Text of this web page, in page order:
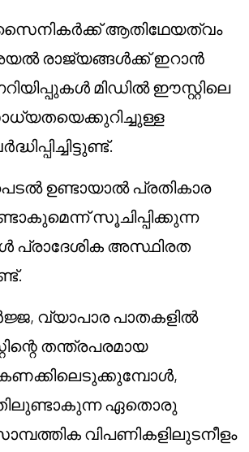
ആതിഥേയത്വം
രാജ്യങ്ങൾക്ക് ഇറാൻ
മിഡിൽ ഈസ്റ്റിലെ
ഉണ്ടായാൽ പ്രതികാര
സൂചിപ്പിക്കുന്ന
പ്രാദേശിക അസ്ഥിരത
വ്യാപാര പാതകളിൽ
തന്ത്രപരമായ
ഏതൊരു
വിപണികളിലുടനീളം